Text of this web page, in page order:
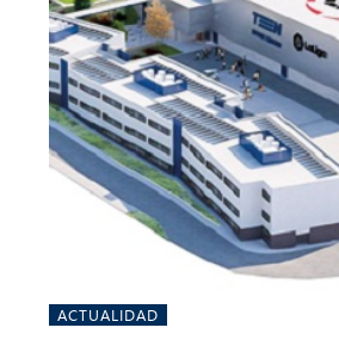
ACTUALIDAD